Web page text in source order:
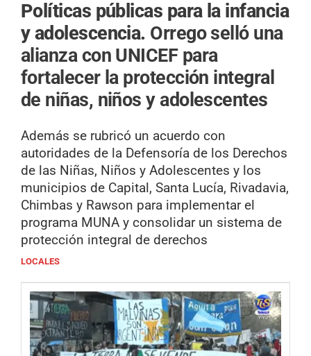
Políticas públicas para la infancia
y adolescencia. Orrego selló una
alianza con UNICEF para
fortalecer la protección integral
de niñas, niños y adolescentes
Además se rubricó un acuerdo con
autoridades de la Defensoría de los Derechos
de las Niñas, Niños y Adolescentes y los
municipios de Capital, Santa Lucía, Rivadavia,
Chimbas y Rawson para implementar el
programa MUNA y consolidar un sistema de
protección integral de derechos
LOCALES